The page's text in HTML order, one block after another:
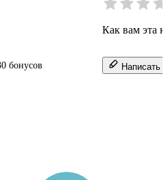
бонусов
Как вам эта
Написать